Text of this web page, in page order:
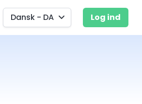
Dansk - DA Log ind